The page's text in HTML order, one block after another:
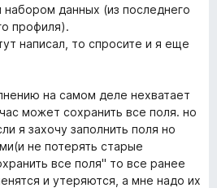
данных (из последнего
профиля).
написал, то спросите и я еще
на самом деле нехватает
может сохранить все поля. но
я захочу заполнить поля но
не потерять старые
все поля" то все ранее
и утеряются, а мне надо их